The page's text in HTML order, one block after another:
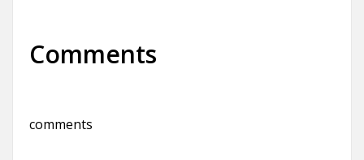
Comments
comments